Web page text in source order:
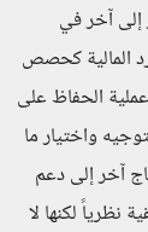
إلى آخر في
المالية كحصص
الحفاظ على
واختيار ما
آخر إلى دعم
نظرياً لكنها لا